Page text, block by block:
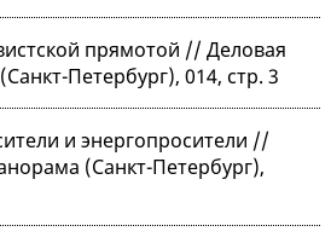
прямотой // Деловая
Петербург), 014, стр. 3
и энергопросители //
(Санкт-Петербург),